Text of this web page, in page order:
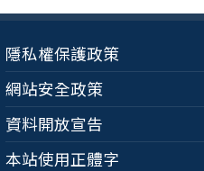
隱私權保護政策
網站安全政策
資料開放宣告
本站使用正體字